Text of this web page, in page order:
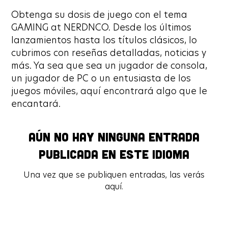
Aún no hay ninguna entrada
publicada en este idioma
Una vez que se publiquen entradas, las verás
aquí.
Obtenga su dosis de juego con el tema
GAMING at NERDNCO. Desde los últimos
lanzamientos hasta los títulos clásicos, lo
cubrimos con reseñas detalladas, noticias y
más. Ya sea que sea un jugador de consola,
un jugador de PC o un entusiasta de los
juegos móviles, aquí encontrará algo que le
encantará.
Aún no hay ninguna entrada
publicada en este idioma
Una vez que se publiquen entradas, las verás
aquí.